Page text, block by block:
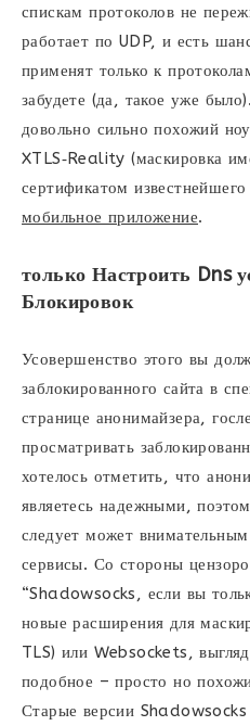
спискам протоколов не
работает по UDP, и есть
применят только к
забудете (да, такое уже
довольно сильно похожий
XTLS‑Reality (маскировка
сертификатом
мобильное приложение.
только Настроить Dns
Блокировок
Усовершенство этого вы
заблокированного сайта в
странице анонимайзера,
просматривать
хотелось отметить, что
являетесь надежными,
следует может
сервисы. Со стороны
“Shadowsocks, если вы
новые расширения для
TLS) или Websockets,
подобное – просто но
Старые версии